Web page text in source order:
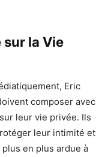
sur la Vie
Eric
composer avec
leur vie privée. Ils
leur intimité et
en plus ardue à